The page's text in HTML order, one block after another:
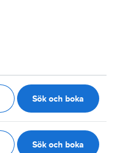
Sök och boka
Sök och boka